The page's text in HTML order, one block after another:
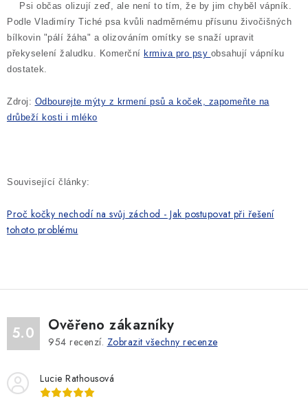
Psi občas olizují zeď, ale není to tím, že by jim chyběl vápník.
Podle Vladimíry Tiché psa kvůli nadměrnému přísunu živočišných
bílkovin "pálí žáha" a olizováním omítky se snaží upravit
překyselení žaludku. Komerční krmiva pro psy obsahují vápníku
dostatek.
Zdroj: Odbourejte mýty z krmení psů a koček, zapomeňte na
drůbeží kosti i mléko
Související články:
Proč kočky nechodí na svůj záchod - Jak postupovat při řešení
tohoto problému
5.0 Ověřeno zákazníky
954 recenzí. Zobrazit všechny recenze
Lucie Rathousová